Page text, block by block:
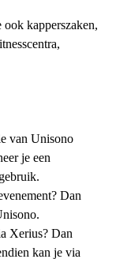
kapperszaken,
van Unisono
je een
Dan
Xerius? Dan
kan je via